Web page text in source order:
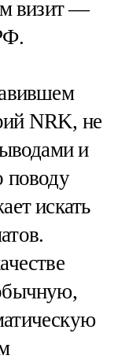
визит —
NRK, не
и
поводу
искать